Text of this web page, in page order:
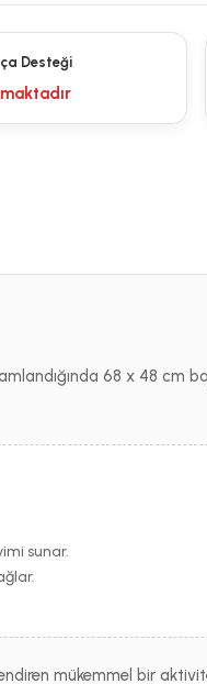
Desteği
68 x 48 cm
sunar.
mükemmel bir